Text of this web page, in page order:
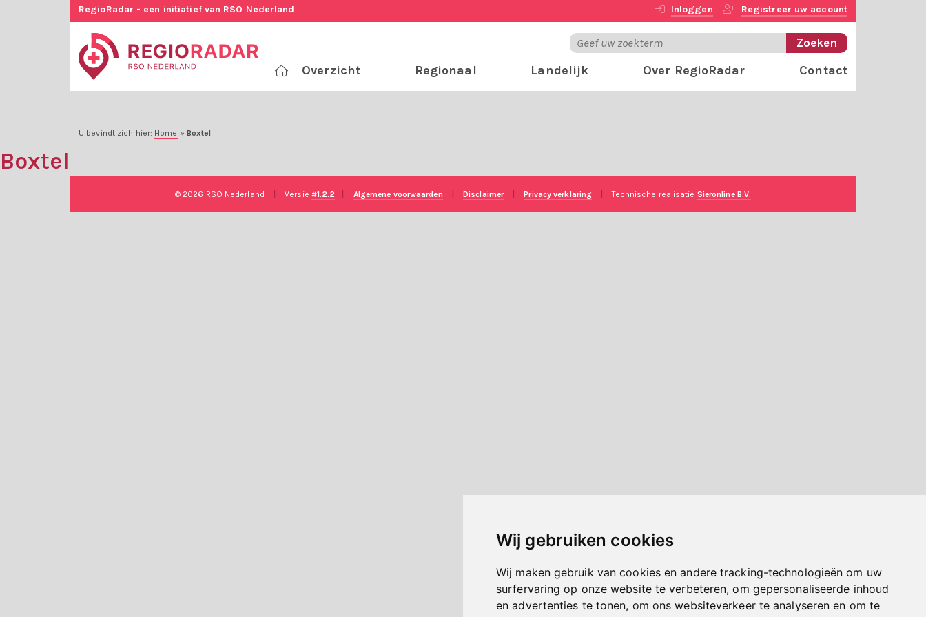
Wij gebruiken cookies
Wij maken gebruik van cookies en andere tracking-technologieën om uw
surfervaring op onze website te verbeteren, om gepersonaliseerde inhoud
en advertenties te tonen, om ons websiteverkeer te analyseren en om te
RegioRadar - een initiatief van RSO Nederland Inloggen Registreer uw account
Overzicht Regionaal Landelijk Over RegioRadar Contact
U bevindt zich hier: Home » Boxtel
Boxtel
© 2026 RSO Nederland Versie #1.2.2 Algemene voorwaarden Disclaimer Privacy verklaring Technische realisatie Sieronline B.V.